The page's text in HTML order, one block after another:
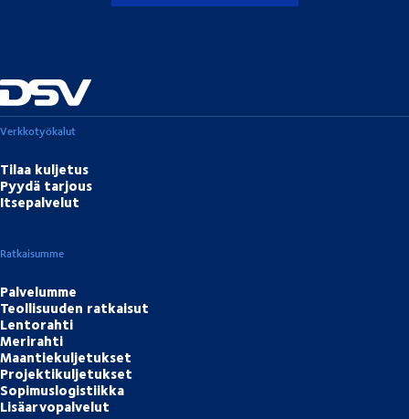
Verkkotyökalut
Tilaa kuljetus
Pyydä tarjous
Itsepalvelut
Ratkaisumme
Palvelumme
Teollisuuden ratkaisut
Lentorahti
Merirahti
Maantiekuljetukset
Projektikuljetukset
Sopimuslogistiikka
Lisäarvopalvelut